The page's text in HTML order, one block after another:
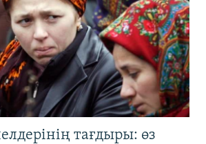
тағдыры: өз